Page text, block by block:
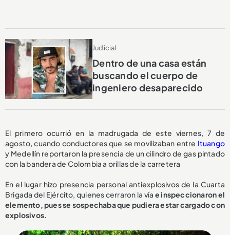
Judicial
Dentro de una casa están
buscando el cuerpo de
ingeniero desaparecido
El primero ocurrió en la madrugada de este viernes, 7 de
agosto, cuando conductores que se movilizaban entre Ituango
y Medellín reportaron la presencia de un cilindro de gas pintado
con la bandera de Colombia a orillas de la carretera
En el lugar hizo presencia personal antiexplosivos de la Cuarta
Brigada del Ejército, quienes cerraron la vía e inspeccionaron el
elemento, pues se sospechaba que pudiera estar cargado con
explosivos.